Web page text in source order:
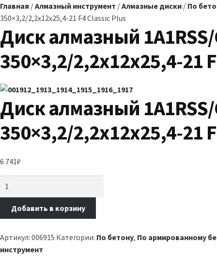
Главная /Алмазный инструмент /Алмазные диски / По
350×3,2/2,2x12x25,4-21 F4 Classic Plus
Диск алмазный 1A1RSS/
350×3,2/2,2x12x25,4-21
Диск алмазный 1A1RSS/
350×3,2/2,2x12x25,4-21
6 741₽
Добавить в корзину
Артикул: 006915 Категории: По бетону, По армированному
инструмент